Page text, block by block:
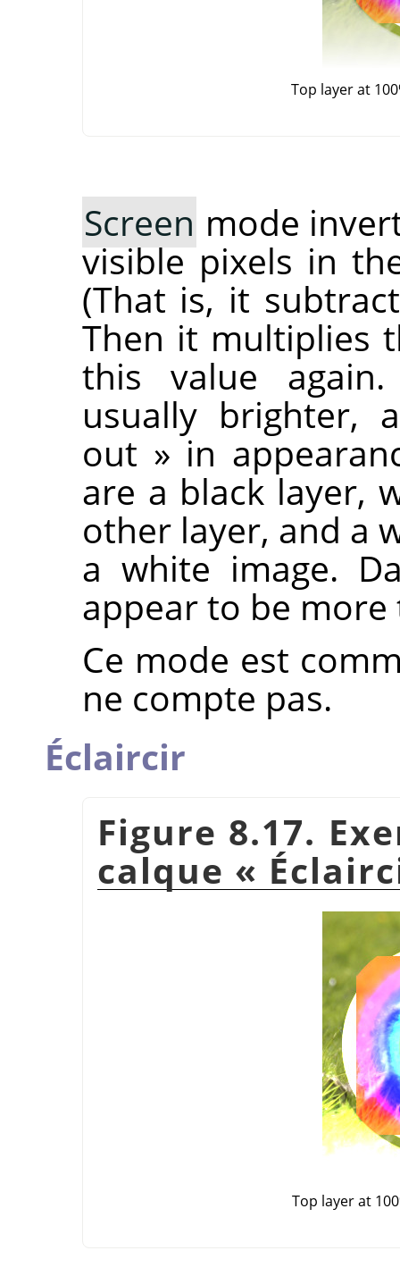
Top layer at
Screen mode
visible pixels in
(That is, it
Then it multiplies
this value
usually brighter,
out » in
are a black layer,
other layer, and a
a white image.
appear to be
Ce mode est
ne compte pas.
Éclaircir
Figure 8.17.
calque «
Top layer at